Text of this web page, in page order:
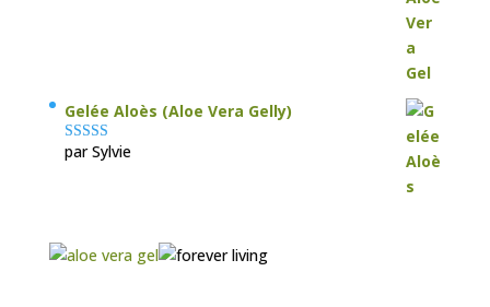
Gelée Aloès (Aloe Vera Gelly)
Note5sur 5
par Sylvie